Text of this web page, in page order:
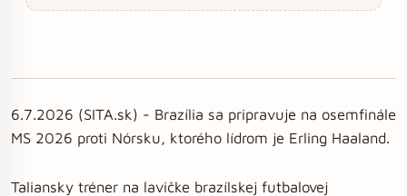
6.7.2026 (SITA.sk) - Brazília sa pripravuje na osemfinále
MS 2026 proti Nórsku, ktorého lídrom je Erling Haaland.
Taliansky tréner na lavičke brazílskej futbalovej